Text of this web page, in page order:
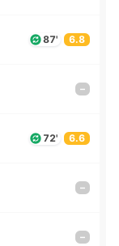
87' 6.8
–
72' 6.6
–
–